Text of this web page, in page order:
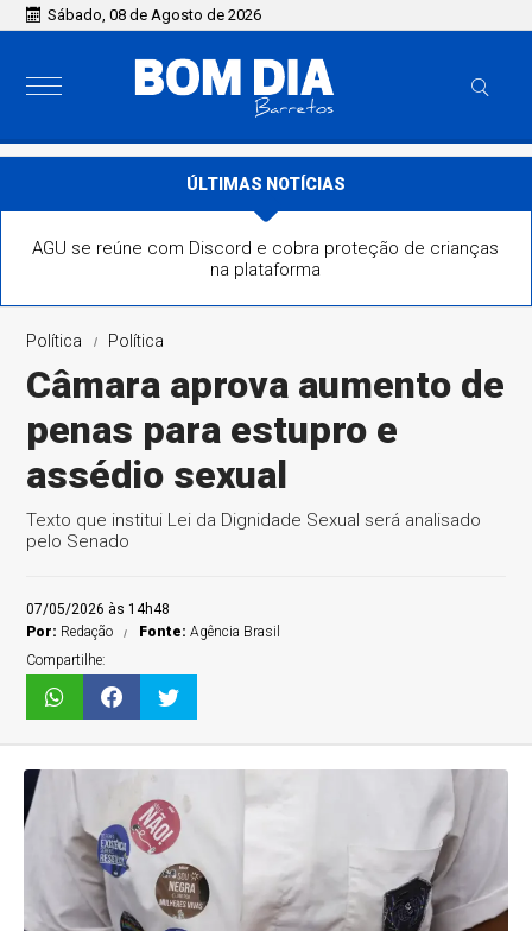
Sábado, 08 de Agosto de 2026
ÚLTIMAS NOTÍCIAS
AGU se reúne com Discord e cobra proteção de crianças
na plataforma
Política Política
Câmara aprova aumento de
penas para estupro e
assédio sexual
Texto que institui Lei da Dignidade Sexual será analisado
pelo Senado
07/05/2026 às 14h48
Por: Redação Fonte:Agência Brasil
Compartilhe: